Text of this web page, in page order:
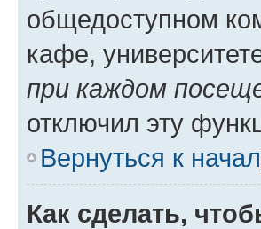
общедоступном
кафе,
при каждом
отключил эту
Вернуться к
Как сделать,